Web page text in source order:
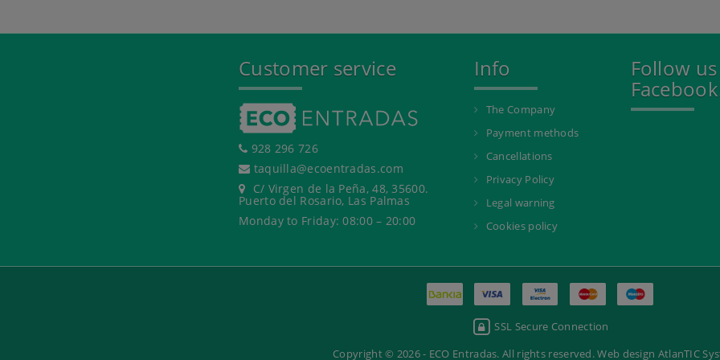
Customer service
928 296 726
taquilla@ecoentradas.com
C/ Virgen de la Peña, 48, 35600.
Puerto del Rosario, Las Palmas
Monday to Friday: 08:00 – 20:00
Info
The Company
Payment methods
Cancellations
Privacy Policy
Legal warning
Cookies policy
Follow
SSL Secure Connection
Copyright © 2026 - ECO Entradas. All rights reserved.Web design AtlanTIC